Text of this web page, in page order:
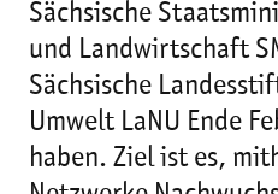
Sächsische
und Landwirtschaft
Sächsische
Umwelt LaNU Ende
haben. Ziel ist es,